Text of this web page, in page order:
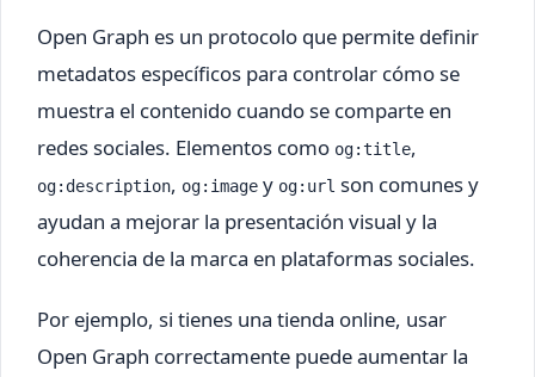
Open Graph es un protocolo que permite definir
metadatos específicos para controlar cómo se
muestra el contenido cuando se comparte en
redes sociales. Elementos como og:title,
og:description, og:image y og:url son comunes y
ayudan a mejorar la presentación visual y la
coherencia de la marca en plataformas sociales.
Por ejemplo, si tienes una tienda online, usar
Open Graph correctamente puede aumentar la